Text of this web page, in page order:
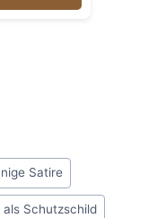
Satire
Schutzschild